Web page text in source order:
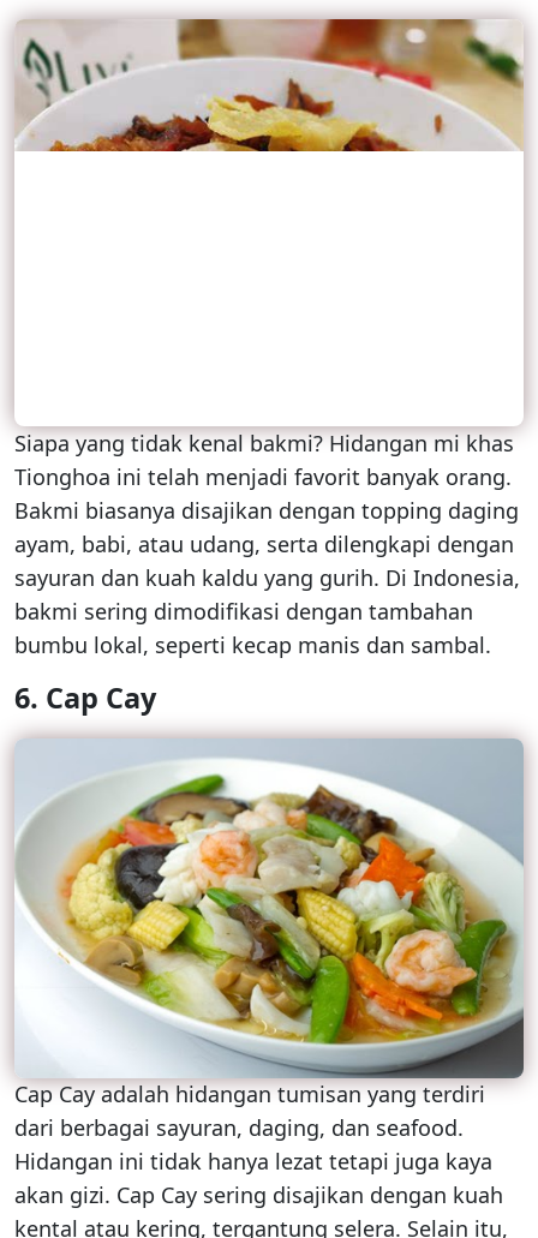
Siapa yang tidak kenal bakmi? Hidangan mi khas
Tionghoa ini telah menjadi favorit banyak orang.
Bakmi biasanya disajikan dengan topping daging
ayam, babi, atau udang, serta dilengkapi dengan
sayuran dan kuah kaldu yang gurih. Di Indonesia,
bakmi sering dimodifikasi dengan tambahan
bumbu lokal, seperti kecap manis dan sambal.
6. Cap Cay
Cap Cay adalah hidangan tumisan yang terdiri
dari berbagai sayuran, daging, dan seafood.
Hidangan ini tidak hanya lezat tetapi juga kaya
akan gizi. Cap Cay sering disajikan dengan kuah
kental atau kering, tergantung selera. Selain itu,